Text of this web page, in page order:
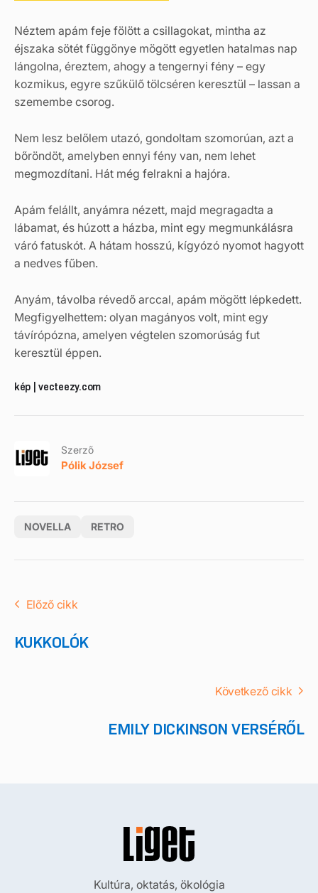
Néztem apám feje fölött a csillagokat, mintha az
éjszaka sötét függönye mögött egyetlen hatalmas nap
lángolna, éreztem, ahogy a tengernyi fény – egy
kozmikus, egyre szűkülő tölcséren keresztül – lassan a
szemembe csorog.
Nem lesz belőlem utazó, gondoltam szomorúan, azt a
bőröndöt, amelyben ennyi fény van, nem lehet
megmozdítani. Hát még felrakni a hajóra.
Apám felállt, anyámra nézett, majd megragadta a
lábamat, és húzott a házba, mint egy megmunkálásra
váró fatuskót. A hátam hosszú, kígyózó nyomot hagyott
a nedves fűben.
Anyám, távolba révedő arccal, apám mögött lépkedett.
Megfigyelhettem: olyan magányos volt, mint egy
távírópózna, amelyen végtelen szomorúság fut
keresztül éppen.
kép | vecteezy.com
Szerző
Pólik József
NOVELLA RETRO
Előző cikk
KUKKOLÓK
Következő cikk
EMILY DICKINSON VERSÉRŐL
Kultúra, oktatás, ökológia